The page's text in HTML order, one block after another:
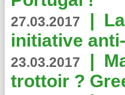
27.03.2017 |
initiative
23.03.2017 |
trottoir ?